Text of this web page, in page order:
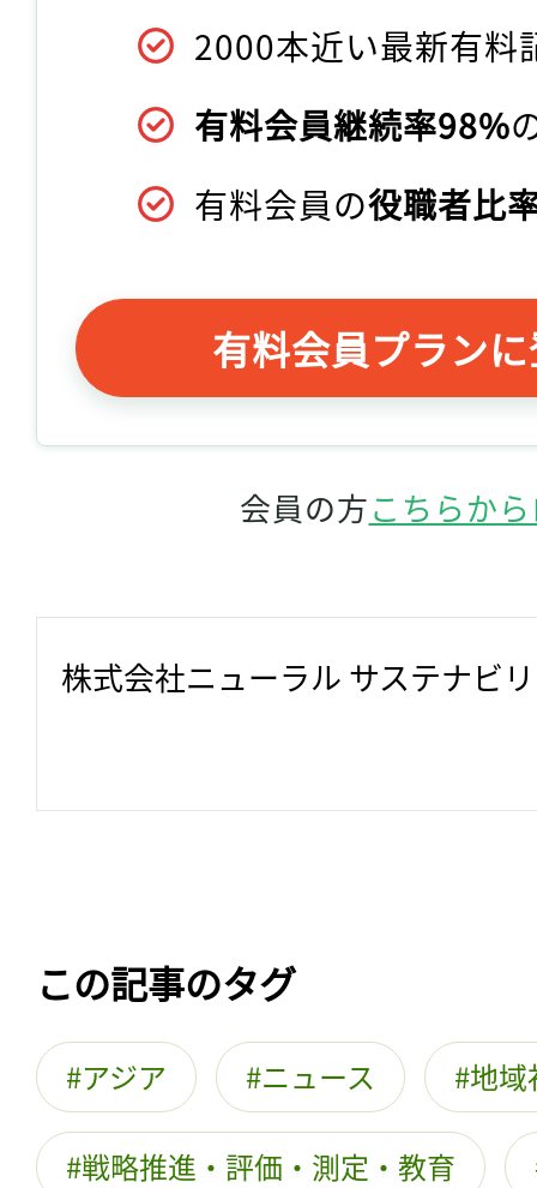
2000本近い最新有料
有料会員継続率98%
有料会員の役職者比
有料会員プラン
会員の方こちらか
株式会社ニューラル サステナビ
この記事のタグ
アジア ニュース 地域
戦略推進・評価・測定・教育